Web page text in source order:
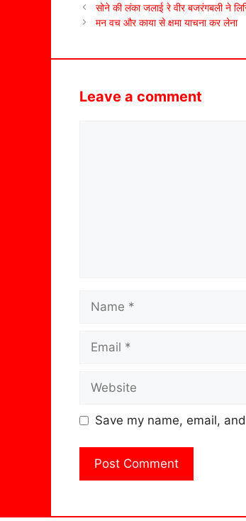
सोने की लंका जलाई रे वीर बजरंगबली ने
मन वच और काया से क्षमा याचना कर लेना
Leave a comment
Save my name, email,